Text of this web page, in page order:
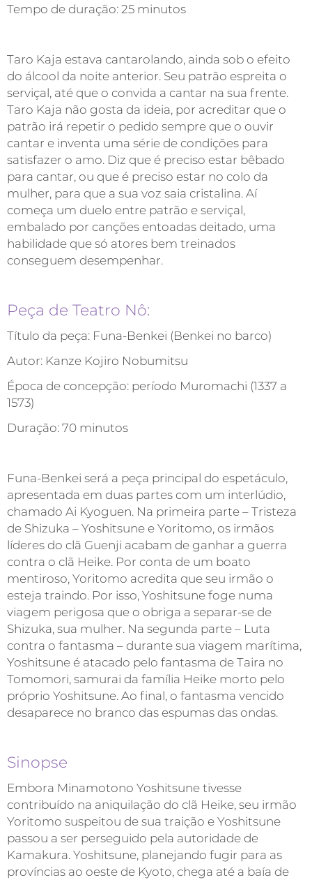
Tempo de duração: 25 minutos
Taro Kaja estava cantarolando, ainda sob o efeito
do álcool da noite anterior. Seu patrão espreita o
serviçal, até que o convida a cantar na sua frente.
Taro Kaja não gosta da ideia, por acreditar que o
patrão irá repetir o pedido sempre que o ouvir
cantar e inventa uma série de condições para
satisfazer o amo. Diz que é preciso estar bêbado
para cantar, ou que é preciso estar no colo da
mulher, para que a sua voz saia cristalina. Aí
começa um duelo entre patrão e serviçal,
embalado por canções entoadas deitado, uma
habilidade que só atores bem treinados
conseguem desempenhar.
Peça de Teatro Nô:
Título da peça: Funa-Benkei (Benkei no barco)
Autor: Kanze Kojiro Nobumitsu
Época de concepção: período Muromachi (1337 a
1573)
Duração: 70 minutos
Funa-Benkei será a peça principal do espetáculo,
apresentada em duas partes com um interlúdio,
chamado Ai Kyoguen. Na primeira parte – Tristeza
de Shizuka – Yoshitsune e Yoritomo, os irmãos
líderes do clã Guenji acabam de ganhar a guerra
contra o clã Heike. Por conta de um boato
mentiroso, Yoritomo acredita que seu irmão o
esteja traindo. Por isso, Yoshitsune foge numa
viagem perigosa que o obriga a separar-se de
Shizuka, sua mulher. Na segunda parte – Luta
contra o fantasma – durante sua viagem marítima,
Yoshitsune é atacado pelo fantasma de Taira no
Tomomori, samurai da família Heike morto pelo
próprio Yoshitsune. Ao final, o fantasma vencido
desaparece no branco das espumas das ondas.
Sinopse
Embora Minamotono Yoshitsune tivesse
contribuído na aniquilação do clã Heike, seu irmão
Yoritomo suspeitou de sua traição e Yoshitsune
passou a ser perseguido pela autoridade de
Kamakura. Yoshitsune, planejando fugir para as
províncias ao oeste de Kyoto, chega até a baía de